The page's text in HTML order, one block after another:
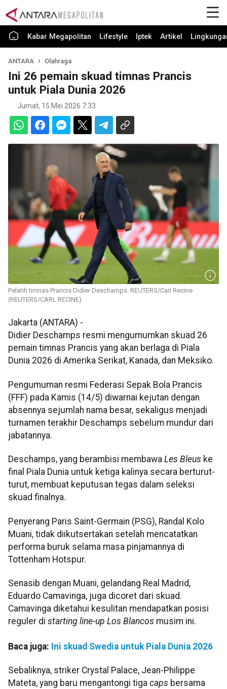
Kabar Megapolitan Lifestyle Iptek Artikel
ANTARA Olahraga
Ini 26 pemain skuad timnas Prancis
untuk Piala Dunia 2026
Jumat, 15 Mei 2026 7:33
Pelatih timnas Prancis Didier Deschamps. REUTERS/Carl Recine
(REUTERS/CARL RECINE)
Jakarta (ANTARA) -
Didier Deschamps resmi mengumumkan skuad 26
pemain timnas Prancis yang akan berlaga di Piala
Dunia 2026 di Amerika Serikat, Kanada, dan Meksiko.
Pengumuman resmi Federasi Sepak Bola Prancis
(FFF) pada Kamis (14/5) diwarnai kejutan dengan
absennya sejumlah nama besar, sekaligus menjadi
turnamen terakhir Deschamps sebelum mundur dari
jabatannya.
Deschamps, yang berambisi membawa Les Bleus ke
final Piala Dunia untuk ketiga kalinya secara berturut-
turut, membuat keputusan tegas dalam seleksi
skuad finalnya.
Penyerang Paris Saint-Germain (PSG), Randal Kolo
Muani, tidak diikutsertakan setelah mencatatkan
performa buruk selama masa pinjamannya di
Tottenham Hotspur.
Senasib dengan Muani, gelandang Real Madrid,
Eduardo Camavinga, juga dicoret dari skuad.
Camavinga diketahui kesulitan mendapatkan posisi
reguler di starting line-up Los Blancos musim ini.
Baca juga: Ini skuad Swedia untuk Piala Dunia 2026
Sebaliknya, striker Crystal Palace, Jean-Philippe
Mateta, yang baru mengantongi tiga caps bersama